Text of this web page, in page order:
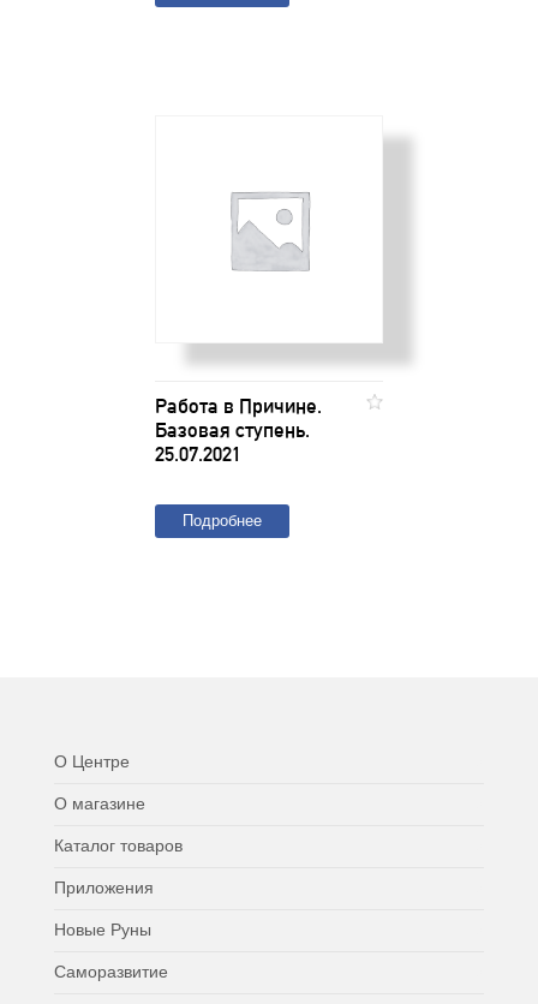
Работа в Причине.
Базовая ступень.
25.07.2021
Подробнее
О Центре
О магазине
Каталог товаров
Приложения
Новые Руны
Саморазвитие